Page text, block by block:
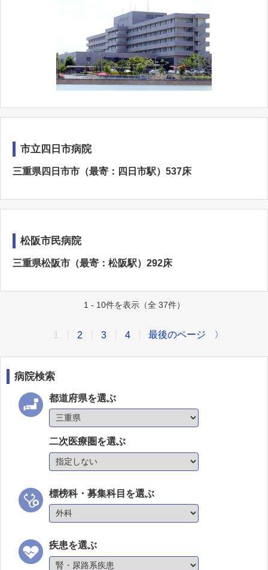
市立四日市病院
三重県四日市市（最寄：四日市駅）537床
松阪市民病院
三重県松阪市（最寄：松阪駅）292床
1 - 10件を表示（全 37件）
2 3 4 最後のページ 〉
病院検索
都道府県を選ぶ
二次医療圏を選ぶ
標榜科・募集科目を選ぶ
疾患を選ぶ